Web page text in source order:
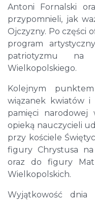
Antoni Fornalski
przypomnieli, jak
Ojczyzny. Po części
program
patriotyzmu na
Wielkopolskiego.
Kolejnym
wiązanek kwiatów i
pamięci narodowej
opieką nauczycieli
przy kościele
figury Chrystusa
oraz do figury
Wielkopolskich.
Wyjątkowość dnia